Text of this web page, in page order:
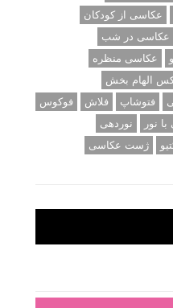
عکاسی از کودکان
عکاسی در شب
عکاسی منظره
الهام بخش
فتوشاپ فلاش
فوکوس
نور
نوردهی
ژست عکاسی